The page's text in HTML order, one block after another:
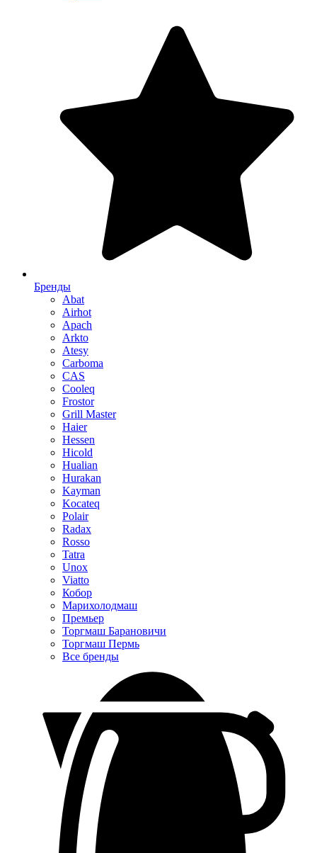
Бренды
Abat
Airhot
Apach
Arkto
Atesy
Carboma
CAS
Cooleq
Frostor
Grill Master
Haier
Hessen
Hicold
Hualian
Hurakan
Kayman
Kocateq
Polair
Radax
Rosso
Tatra
Unox
Viatto
Кобор
Марихолодмаш
Премьер
Торгмаш Барановичи
Торгмаш Пермь
Все бренды